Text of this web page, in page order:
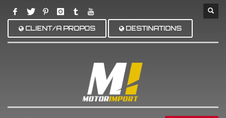
CLIENT/A PROPOS DESTINATIONS